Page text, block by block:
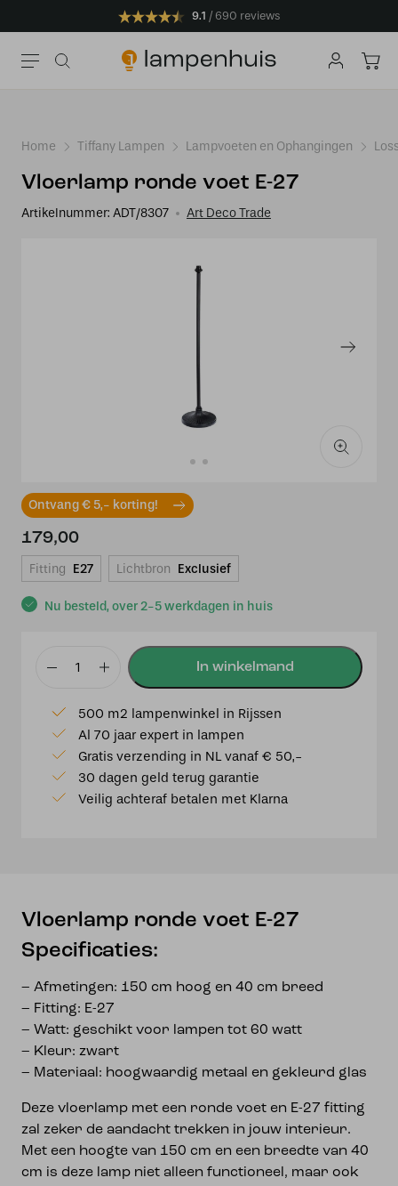
9.1 690 reviews
Home Tiffany Lampen Lampvoeten en Ophangingen
Vloerlamp ronde voet E-27
Artikelnummer: ADT/8307 Art Deco Trade
Ontvang € 5,- korting!
Nu besteld, over 2-5 werkdagen in huis
179,00
Fitting E27 Lichtbron Exclusief
Vloerlamp
voet
aantal
500 m2 lampenwinkel in Rijssen
Al 70 jaar expert in lampen
Gratis verzending in NL vanaf € 50,-
30 dagen geld terug garantie
Veilig achteraf betalen met Klarna
Vloerlamp ronde voet E-27
Specificaties:
– Afmetingen: 150 cm hoog en 40 cm breed
– Fitting: E-27
– Watt: geschikt voor lampen tot 60 watt
– Kleur: zwart
– Materiaal: hoogwaardig metaal en gekleurd glas
Deze vloerlamp met een ronde voet en E-27 fitting
zal zeker de aandacht trekken in jouw interieur.
Met een hoogte van 150 cm en een breedte van 40
cm is deze lamp niet alleen functioneel, maar ook